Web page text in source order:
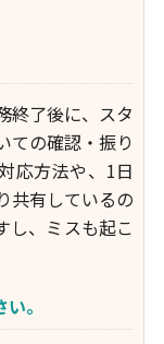
終了後に、スタ
ての確認・振り
応方法や、1日
共有しているの
し、ミスも起こ
。